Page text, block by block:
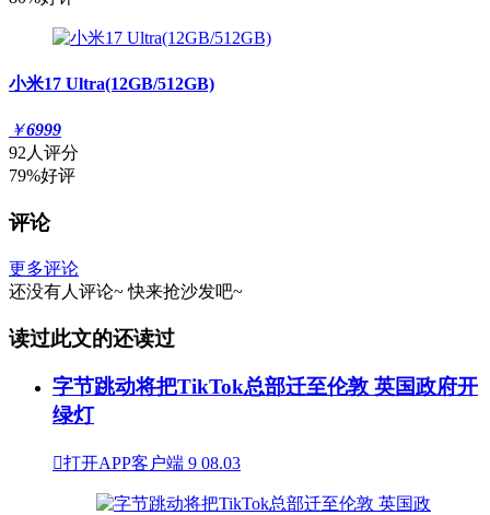
小米17 Ultra(12GB/512GB)
￥6999
92人评分
79%好评
评论
更多评论
还没有人评论~ 快来抢沙发吧~
读过此文的还读过
字节跳动将把TikTok总部迁至伦敦 英国政府开
绿灯
打开APP客户端 9 08.03